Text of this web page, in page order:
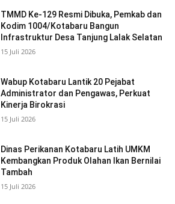
TMMD Ke-129 Resmi Dibuka, Pemkab dan
Kodim 1004/Kotabaru Bangun
Infrastruktur Desa Tanjung Lalak Selatan
15 Juli 2026
Wabup Kotabaru Lantik 20 Pejabat
Administrator dan Pengawas, Perkuat
Kinerja Birokrasi
15 Juli 2026
Dinas Perikanan Kotabaru Latih UMKM
Kembangkan Produk Olahan Ikan Bernilai
Tambah
15 Juli 2026